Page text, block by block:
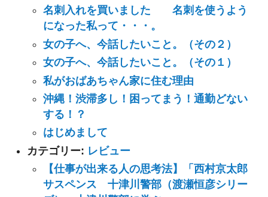
名刺入れを買いました 名刺を使うよう
になった私って・・・。
女の子へ、今話したいこと。（その２）
女の子へ、今話したいこと。（その１）
私がおばあちゃん家に住む理由
沖縄！渋滞多し！困ってまう！通勤どない
する！？
はじめまして
カテゴリー: レビュー
【仕事が出来る人の思考法】「西村京太郎
サスペンス 十津川警部（渡瀬恒彦シリー